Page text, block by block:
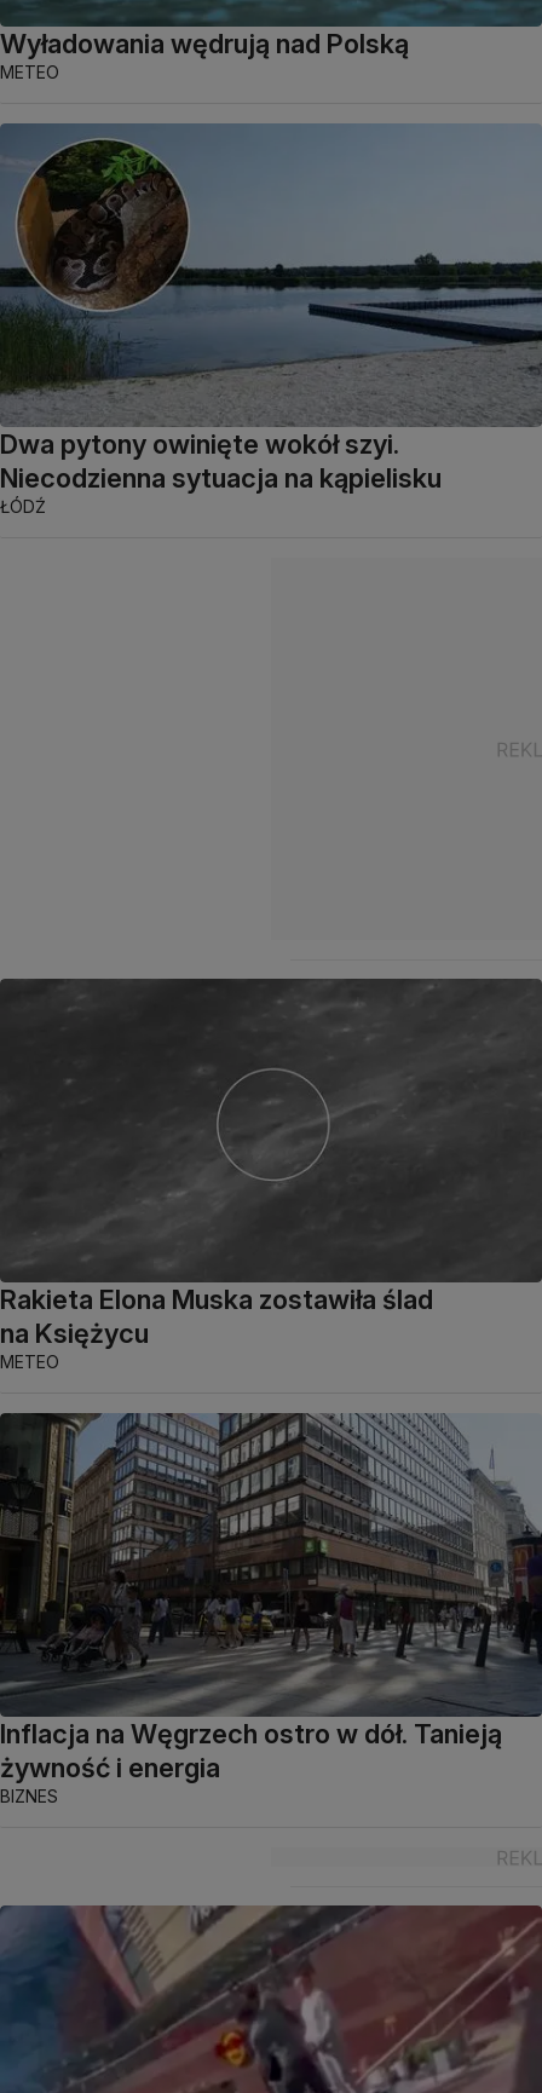
Wyładowania wędrują nad Polską
METEO
Dwa pytony owinięte wokół szyi.
Niecodzienna sytuacja na kąpielisku
ŁÓDŹ
Rakieta Elona Muska zostawiła ślad
na Księżycu
METEO
Inflacja na Węgrzech ostro w dół. Tanieją
żywność i energia
BIZNES